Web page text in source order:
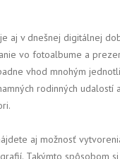
aj v dnešnej digitálnej
vo fotoalbume a
vhod mnohým
rodinných udalostí
aj možnosť
Takýmto spôsobom